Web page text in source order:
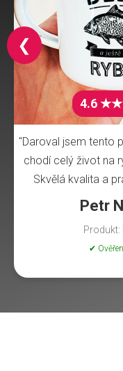
4.6
"Daroval jsem tento
chodí celý život na
Skvělá kvalita a
Petr
Produkt:
✔
❮